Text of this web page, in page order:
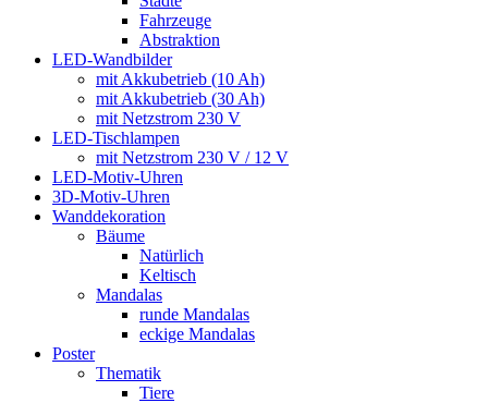
Fahrzeuge
Abstraktion
LED-Wandbilder
mit Akkubetrieb (10 Ah)
mit Akkubetrieb (30 Ah)
mit Netzstrom 230 V
LED-Tischlampen
mit Netzstrom 230 V / 12 V
LED-Motiv-Uhren
3D-Motiv-Uhren
Wanddekoration
Bäume
Natürlich
Keltisch
Mandalas
runde Mandalas
eckige Mandalas
Poster
Thematik
Tiere